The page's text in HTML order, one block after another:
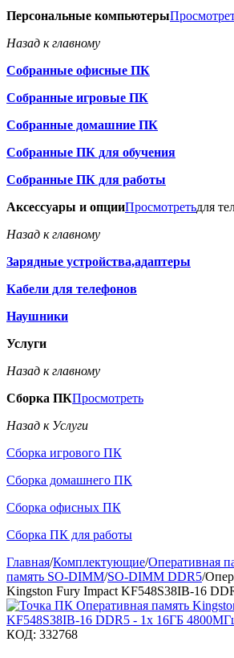
Персональные компьютеры
Назад к главному
Собранные офисные ПК
Собранные игровые ПК
Собранные домашние ПК
Собранные ПК для обучения
Собранные ПК для работы
Аксессуары и опцииПросмотретьдля
Назад к главному
Зарядные устройства,адаптеры
Кабели для телефонов
Наушники
Услуги
Назад к главному
Сборка ПКПросмотреть
Назад к Услуги
Сборка игрового ПК
Сборка домашнего ПК
Сборка офисных ПК
Сборка ПК для работы
Главная/Комплектующие/Оперативная
память SO-DIMM/SO-DIMM DDR5/
Kingston Fury Impact KF548S38IB-16
КОД: 332768